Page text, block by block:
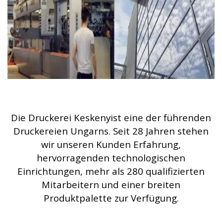
Die Druckerei Keskenyist eine der führenden
Druckereien Ungarns. Seit 28 Jahren stehen
wir unseren Kunden Erfahrung,
hervorragenden technologischen
Einrichtungen, mehr als 280 qualifizierten
Mitarbeitern und einer breiten
Produktpalette zur Verfügung.